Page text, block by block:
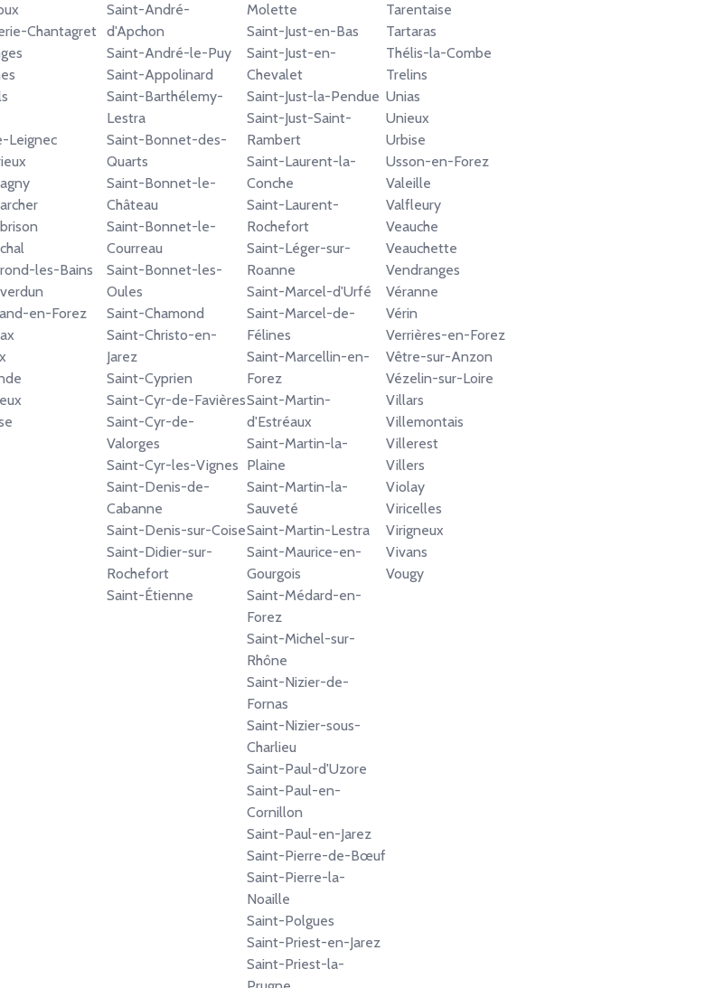
Chantagret
Leignec
les-Bains
en-Forez
Saint-André-
d'Apchon
Saint-André-le-Puy
Saint-Appolinard
Saint-Barthélemy-
Lestra
Saint-Bonnet-des-
Quarts
Saint-Bonnet-le-
Château
Saint-Bonnet-le-
Courreau
Saint-Bonnet-les-
Oules
Saint-Chamond
Saint-Christo-en-
Jarez
Saint-Cyprien
Saint-Cyr-de-Favières
Saint-Cyr-de-
Valorges
Saint-Cyr-les-Vignes
Saint-Denis-de-
Cabanne
Saint-Denis-sur-Coise
Saint-Didier-sur-
Rochefort
Saint-Étienne
Molette
Saint-Just-en-Bas
Saint-Just-en-
Chevalet
Saint-Just-la-Pendue
Saint-Just-Saint-
Rambert
Saint-Laurent-la-
Conche
Saint-Laurent-
Rochefort
Saint-Léger-sur-
Roanne
Saint-Marcel-d'Urfé
Saint-Marcel-de-
Félines
Saint-Marcellin-en-
Forez
Saint-Martin-
d'Estréaux
Saint-Martin-la-
Plaine
Saint-Martin-la-
Sauveté
Saint-Martin-Lestra
Saint-Maurice-en-
Gourgois
Saint-Médard-en-
Forez
Saint-Michel-sur-
Rhône
Saint-Nizier-de-
Fornas
Saint-Nizier-sous-
Charlieu
Saint-Paul-d'Uzore
Saint-Paul-en-
Cornillon
Saint-Paul-en-Jarez
Saint-Pierre-de-Bœuf
Saint-Pierre-la-
Noaille
Saint-Polgues
Saint-Priest-en-Jarez
Saint-Priest-la-
Tarentaise
Tartaras
Thélis-la-Combe
Trelins
Unias
Unieux
Urbise
Usson-en-Forez
Valeille
Valfleury
Veauche
Veauchette
Vendranges
Véranne
Vérin
Verrières-en-Forez
Vêtre-sur-Anzon
Vézelin-sur-Loire
Villars
Villemontais
Villerest
Villers
Violay
Viricelles
Virigneux
Vivans
Vougy